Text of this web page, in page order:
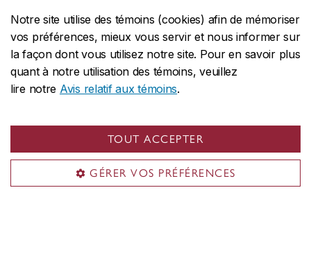
Notre site utilise des témoins (cookies) afin de mémoriser
vos préférences, mieux vous servir et nous informer sur
la façon dont vous utilisez notre site. Pour en savoir plus
quant à notre utilisation des témoins, veuillez
lire notre Avis relatif aux témoins.
TOUT ACCEPTER
GÉRER VOS PRÉFÉRENCES
L’Université Concordia se réserve le droit
de cesser l’admission à un programme à
tout moment après la date limite officielle,
et ce, sans préavis.
Possibilités de carrière